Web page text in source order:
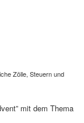
Zölle, Steuern und
mit dem Thema